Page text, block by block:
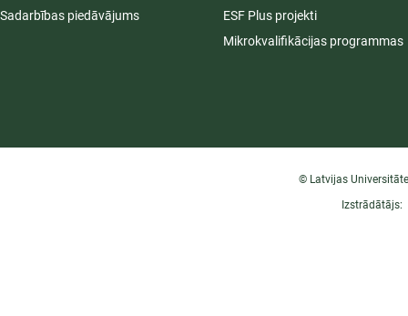
Sadarbības piedāvājums
ESF Plus projekti
Mikrokvalifikācijas programmas
© Latvijas
Izstrādātājs: